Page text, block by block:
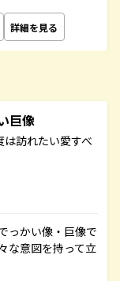
詳細を見る
巨像
訪れたい愛すべ
っかい像・巨像で
な意図を持って立